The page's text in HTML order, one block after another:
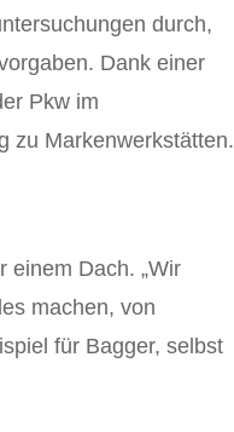
durch,
Dank einer
Pkw im
zu Markenwerkstätten.
einem Dach. „Wir
machen, von
für Bagger, selbst